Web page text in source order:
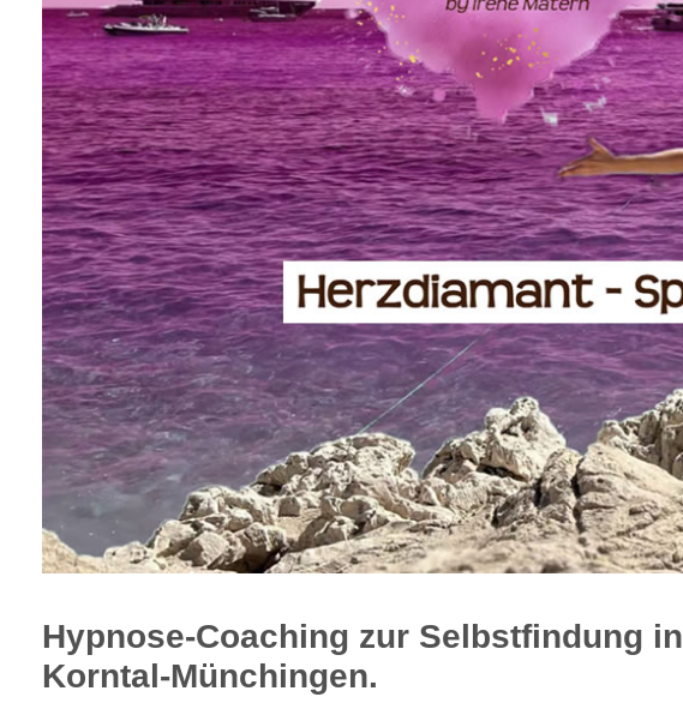
Hypnose-Coaching zur Selbstfindung in
Korntal-Münchingen.